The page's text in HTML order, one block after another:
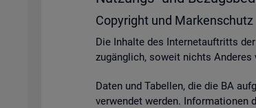
Co­py­right und Mar­ken­schutz
Die In­hal­te des In­ter­net­auf­tritts
zu­gäng­lich, so­weit nichts An­de­res
Daten und Ta­bel­len, die die BA
ver­wen­det wer­den. In­for­ma­tio­nen